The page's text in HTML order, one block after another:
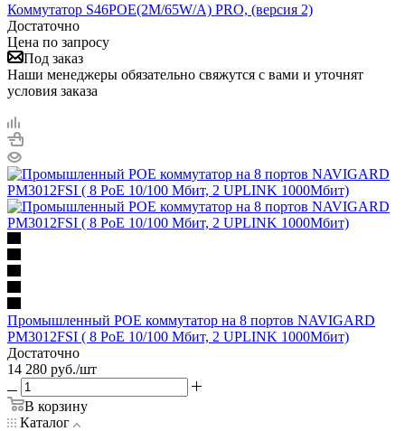
Коммутатор S46POE(2М/65W/А) PRO, (версия 2)
Достаточно
Цена по запросу
Под заказ
Наши менеджеры обязательно свяжутся с вами и уточнят
условия заказа
Промышленный POE коммутатор на 8 портов NAVIGARD
PM3012FSI ( 8 PoE 10/100 Мбит, 2 UPLINK 1000Мбит)
Достаточно
14 280 руб./шт
В корзину
Каталог